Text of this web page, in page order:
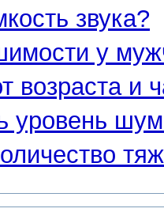
звука?
у
возраста и
уровень